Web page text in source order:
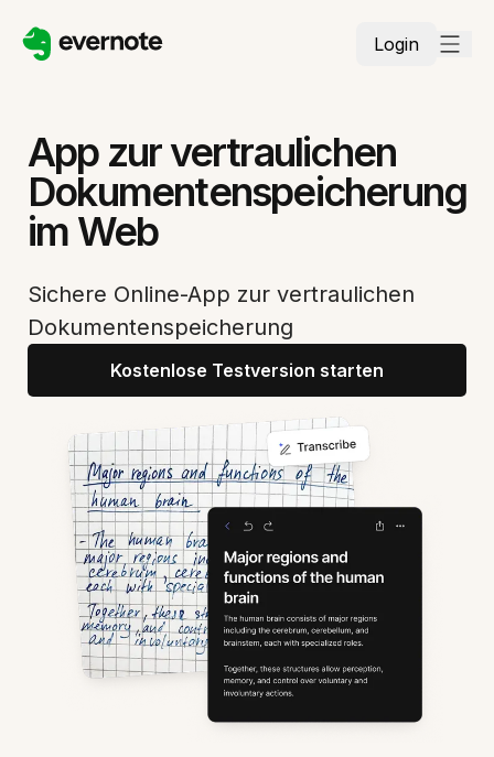
Login
App zur vertraulichen
Dokumentenspeicherung
im Web
Sichere Online-App zur vertraulichen
Dokumentenspeicherung
Kostenlose Testversion starten